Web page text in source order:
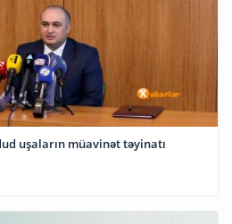
müavinət təyinatı